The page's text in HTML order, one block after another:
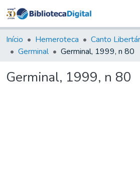
&
Coleções
Tudo na
Digital
Início Hemeroteca
Germinal
Germinal, 1999, n 80
Germinal, 1999, n 80